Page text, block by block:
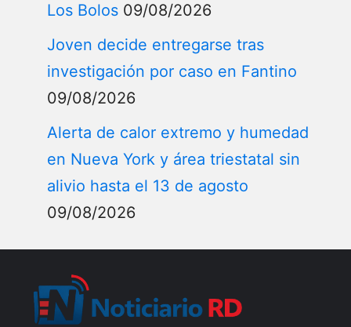
Los Bolos 09/08/2026
Joven decide entregarse tras
investigación por caso en Fantino
09/08/2026
Alerta de calor extremo y humedad
en Nueva York y área triestatal sin
alivio hasta el 13 de agosto
09/08/2026